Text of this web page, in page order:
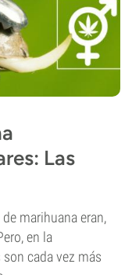
Las
marihuana eran,
en la
cada vez más